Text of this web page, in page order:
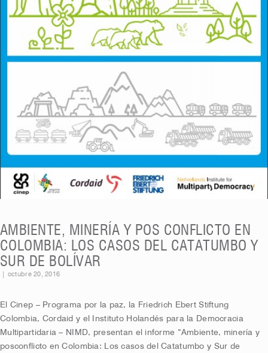
AMBIENTE, MINERÍA Y POS CONFLICTO EN
COLOMBIA: LOS CASOS DEL CATATUMBO Y
SUR DE BOLÍVAR
octubre 20, 2016
El Cinep – Programa por la paz, la Friedrich Ebert Stiftung
Colombia, Cordaid y el Instituto Holandés para la Democracia
Multipartidaria – NIMD, presentan el informe “Ambiente, minería y
posconflicto en Colombia: Los casos del Catatumbo y Sur de